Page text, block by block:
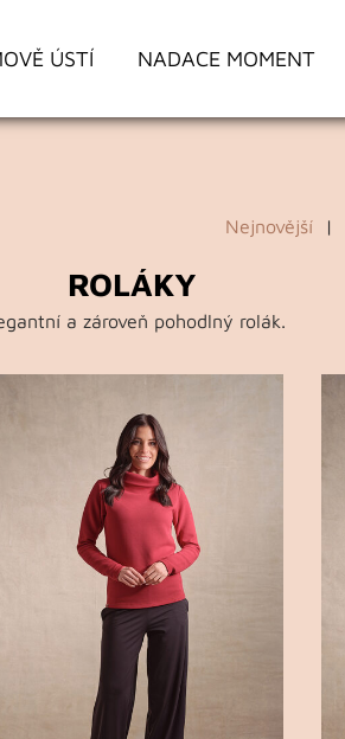
ÚSTÍ NADACE MOMENT
Nejnovější |
ROLÁKY
a zároveň pohodlný rolák.